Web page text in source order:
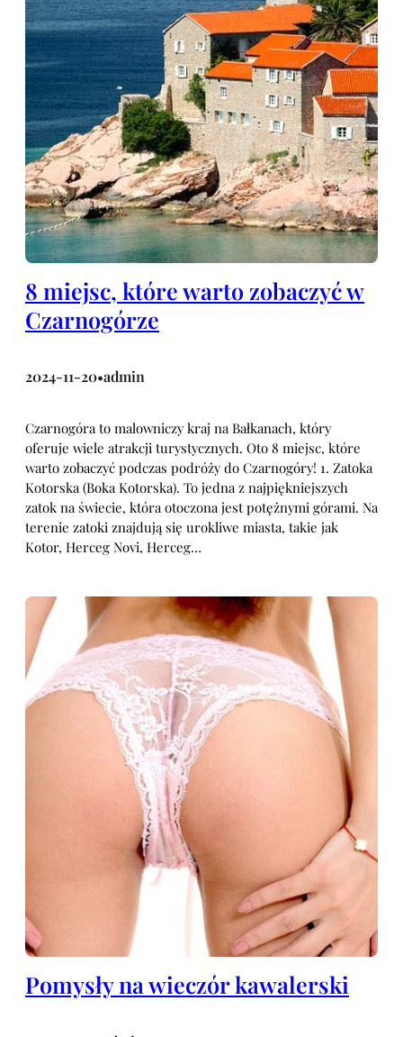
8 miejsc, które warto zobaczyć w
Czarnogórze
2024-11-20•admin
Czarnogóra to malowniczy kraj na Bałkanach, który
oferuje wiele atrakcji turystycznych. Oto 8 miejsc, które
warto zobaczyć podczas podróży do Czarnogóry! 1. Zatoka
Kotorska (Boka Kotorska). To jedna z najpiękniejszych
zatok na świecie, która otoczona jest potężnymi górami. Na
terenie zatoki znajdują się urokliwe miasta, takie jak
Kotor, Herceg Novi, Herceg…
Pomysły na wieczór kawalerski